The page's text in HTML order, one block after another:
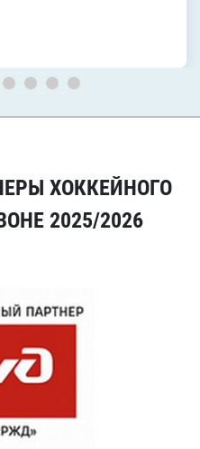
ХОККЕЙНОГО
2025/2026